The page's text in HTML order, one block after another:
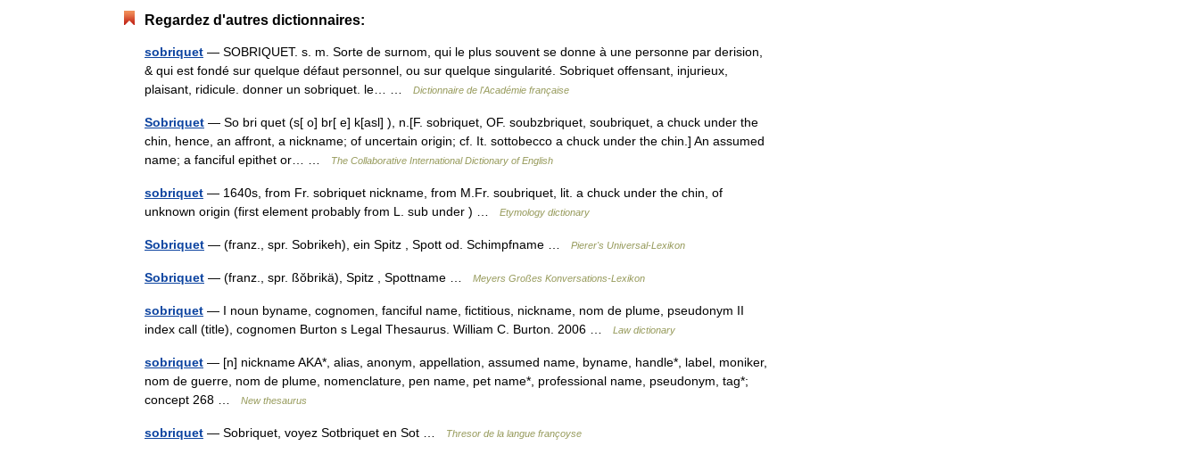
Regardez d'autres dictionnaires:
sobriquet — SOBRIQUET. s. m. Sorte de surnom, qui le plus souvent se donne à une personne par derision,
& qui est fondé sur quelque défaut personnel, ou sur quelque singularité. Sobriquet offensant, injurieux,
plaisant, ridicule. donner un sobriquet. le… …
Dictionnaire de l'Académie française
Sobriquet — So bri quet (s[ o] br[ e] k[asl] ), n.[F. sobriquet, OF. soubzbriquet, soubriquet, a chuck under the
chin, hence, an affront, a nickname; of uncertain origin; cf. It. sottobecco a chuck under the chin.] An assumed
name; a fanciful epithet or… …
The Collaborative International Dictionary of English
sobriquet — 1640s, from Fr. sobriquet nickname, from M.Fr. soubriquet, lit. a chuck under the chin, of
unknown origin (first element probably from L. sub under ) …
Etymology dictionary
Sobriquet — (franz., spr. Sobrikeh), ein Spitz , Spott od. Schimpfname … Pierer's Universal-Lexikon
Sobriquet — (franz., spr. ßŏbrikä), Spitz , Spottname … Meyers Großes Konversations-Lexikon
sobriquet — I noun byname, cognomen, fanciful name, fictitious, nickname, nom de plume, pseudonym II
index call (title), cognomen Burton s Legal Thesaurus. William C. Burton. 2006 …
Law dictionary
sobriquet — [n] nickname AKA*, alias, anonym, appellation, assumed name, byname, handle*, label, moniker,
nom de guerre, nom de plume, nomenclature, pen name, pet name*, professional name, pseudonym, tag*;
concept 268 …
New thesaurus
sobriquet — Sobriquet, voyez Sotbriquet en Sot … Thresor de la langue françoyse